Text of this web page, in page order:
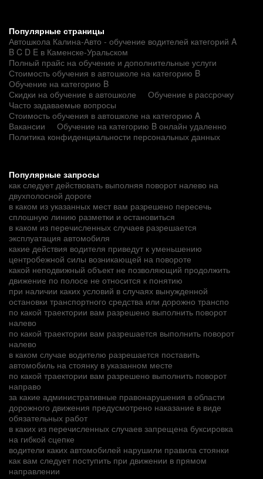
Популярные страницы
Автошкола Калина-Авто - обучение водителей категорий A
B C D E в Каменске-Уральском
Полный прайс на обучение и дополнительные услуги
Стоимость обучения в автошколе на категорию B
Обучение на категорию B
Скидки на обучение в автошколе
Обучение в рассрочку
Часто задаваемые вопросы
Стоимость обучения в автошколе на категорию A
Вакансии
Обучение на категорию B онлайн удаленно
Политика конфиденциальности персональных данных
Популярные запросы
как следует действовать выполняя поворот налево на
двухполосной дороге
в каком из указанных мест вам разрешено пересечь
сплошную линию разметки и остановиться
в каком из перечисленных случаев разрешается
эксплуатация автомобиля
какие действия водителя приведут к уменьшению
центробежной силы возникающей на повороте
какой неподвижный объект не позволяющий продолжить
движение по полосе не относится к понятию
при наличии каких условий в случаях вынужденной
остановки транспортного средства или дорожно транспо
по какой траектории вам разрешено выполнить поворот
налево
по какой траектории вам разрешается выполнить поворот
налево
в каком случае водителю разрешается поставить
автомобиль на стоянку в указанном месте
по какой траектории вам разрешено выполнить поворот
направо
за какие административные правонарушения в области
дорожного движения предусмотрено наказание в виде
обязательных работ
в каких из перечисленных случаев запрещена буксировка
на гибкой сцепке
водители каких автомобилей нарушили правила стоянки
как вам следует поступить при движении в прямом
направлении